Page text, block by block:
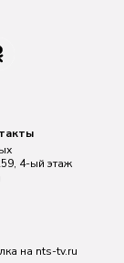
4-ый этаж
на nts-tv.ru